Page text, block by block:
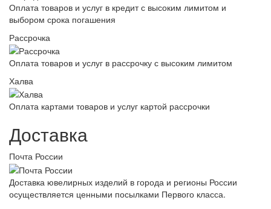
Оплата товаров и услуг в кредит с высоким лимитом и
выбором срока погашения
Рассрочка
Оплата товаров и услуг в рассрочку с высоким лимитом
Халва
Оплата картами товаров и услуг картой рассрочки
Доставка
Почта России
Доставка ювелирных изделий в города и регионы России
осуществляется ценными посылками Первого класса.